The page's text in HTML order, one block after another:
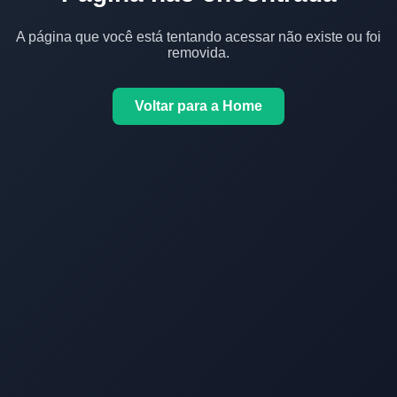
A página que você está tentando acessar não existe ou foi
removida.
Voltar para a Home